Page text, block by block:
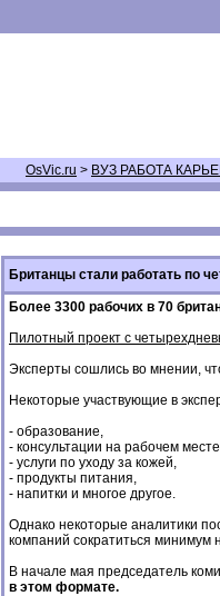
OsVic.ru > ВУЗ РАБОТА
Британцы стали работать по
Более 3300 рабочих в 70
Пилотный проект с
Эксперты сошлись во мнении,
Некоторые участвующие в
- образование,
- консультации на рабочем
- услуги по уходу за кожей,
- продукты питания,
- напитки и многое другое.
Однако некоторые аналитики
компаний сократиться минимум
В начале мая председатель
в этом формате.